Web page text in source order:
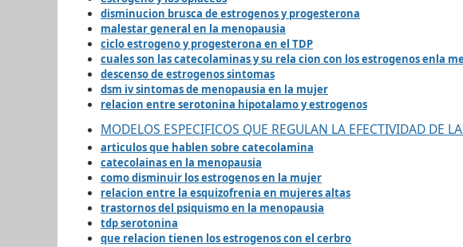
disminucion brusca de estrogenos y progesterona
malestar general en la menopausia
ciclo estrogeno y progesterona en el TDP
cuales son las catecolaminas y su rela cion con los estrogenos enla
descenso de estrogenos sintomas
dsm iv sintomas de menopausia en la mujer
relacion entre serotonina hipotalamo y estrogenos
MODELOS ESPECIFICOS QUE REGULAN LA EFECTIVIDAD DE
articulos que hablen sobre catecolamina
catecolainas en la menopausia
como disminuir los estrogenos en la mujer
relacion entre la esquizofrenia en mujeres altas
trastornos del psiquismo en la menopausia
tdp serotonina
que relacion tienen los estrogenos con el cerbro